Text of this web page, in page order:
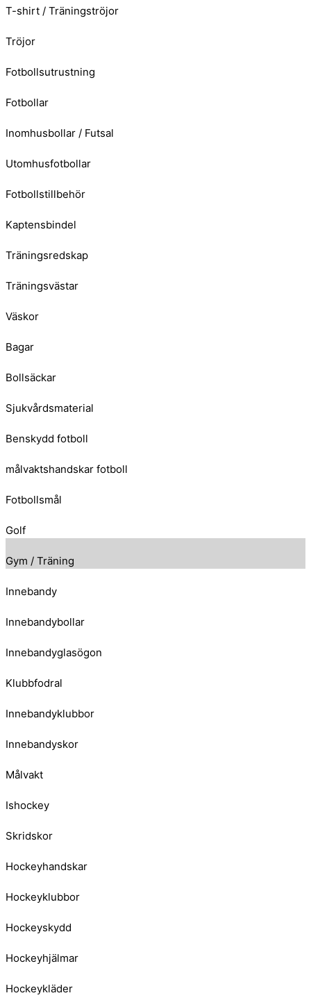
T-shirt / Träningströjor
Tröjor
Fotbollsutrustning
Fotbollar
Inomhusbollar / Futsal
Utomhusfotbollar
Fotbollstillbehör
Kaptensbindel
Träningsredskap
Träningsvästar
Väskor
Bagar
Bollsäckar
Sjukvårdsmaterial
Benskydd fotboll
målvaktshandskar fotboll
Fotbollsmål
Golf
Gym / Träning
Innebandy
Innebandybollar
Innebandyglasögon
Klubbfodral
Innebandyklubbor
Innebandyskor
Målvakt
Ishockey
Skridskor
Hockeyhandskar
Hockeyklubbor
Hockeyskydd
Hockeyhjälmar
Hockeykläder